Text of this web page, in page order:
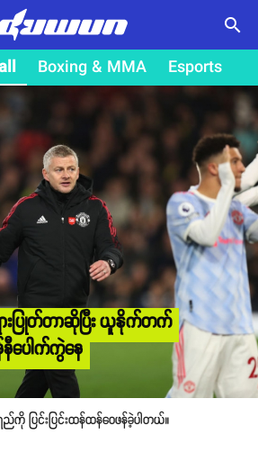
search
Boxing & MMA Esports
ပြုတ်တာဆိုပြီး ယူနိုက်တက်
ပေါက်ကွဲနေ
ကို ပြင်းပြင်းထန်ထန်ဝေဖန်ခဲ့ပါတယ်။